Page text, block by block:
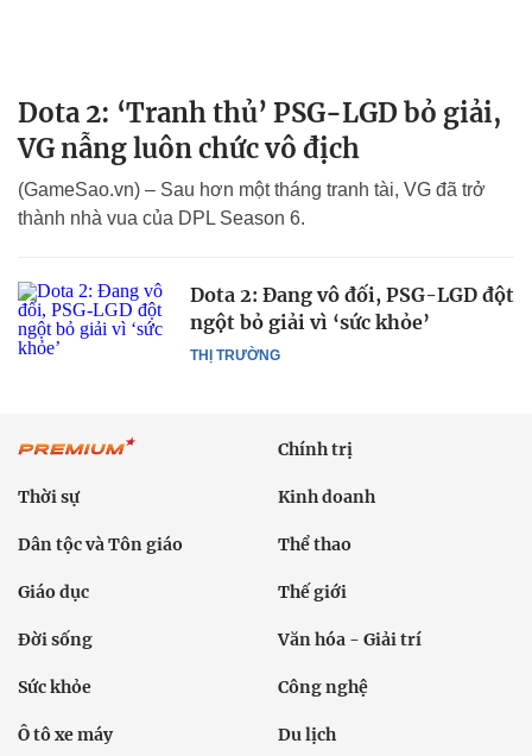
Dota 2: ‘Tranh thủ’ PSG-LGD bỏ giải,
VG nẫng luôn chức vô địch
(GameSao.vn) – Sau hơn một tháng tranh tài, VG đã trở
thành nhà vua của DPL Season 6.
THỊ TRƯỜNG
Dota 2: Đang vô đối, PSG-LGD đột
ngột bỏ giải vì ‘sức khỏe’
Chính trị
Thời sự Kinh doanh
Dân tộc và Tôn giáo Thể thao
Giáo dục Thế giới
Đời sống Văn hóa - Giải trí
Sức khỏe Công nghệ
Ô tô xe máy Du lịch